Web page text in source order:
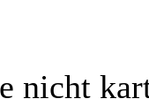
nicht